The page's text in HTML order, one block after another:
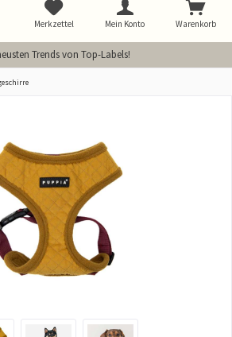
Trends von Top-Labels!
Warenkorb
Merkzettel Mein Konto